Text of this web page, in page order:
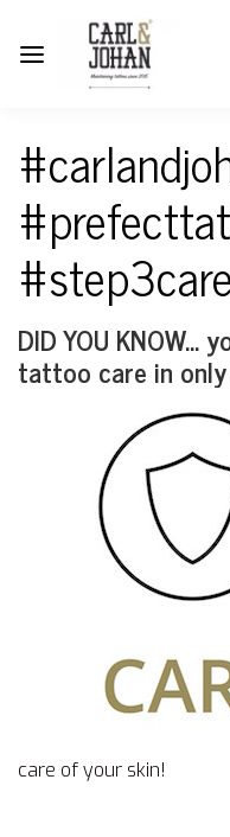
#step3care
DID YOU
tattoo care in
care of your skin!